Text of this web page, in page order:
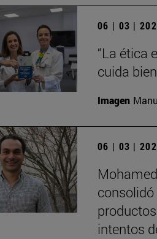
06 | 03 |
“La ética
cuida
Imagen
06 | 03 |
intentos